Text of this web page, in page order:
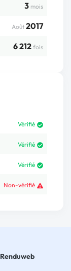
3 mois
Août 2017
6 212 fois
Vérifié
Vérifié
Vérifié
Non-vérifié
Renduweb